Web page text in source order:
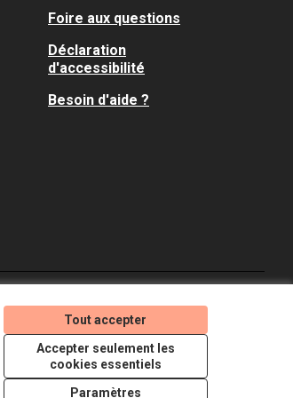
Tout accepter
Accepter seulement les
cookies essentiels
Paramètres
Foire aux questions
Déclaration
d'accessibilité
Besoin d'aide ?
(Lien externe)
(Lien externe)
(Lien externe)
Licence Creative
(Lien externe)